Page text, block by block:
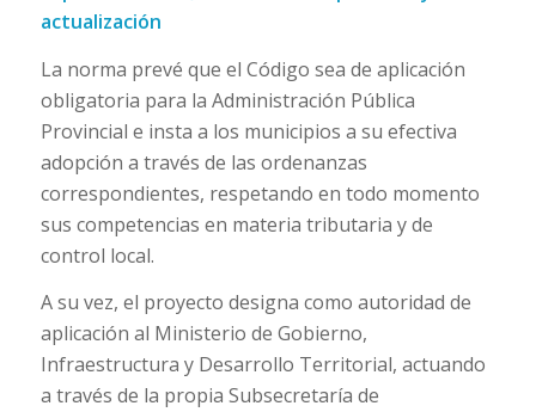
actualización
La norma prevé que el Código sea de aplicación
obligatoria para la Administración Pública
Provincial e insta a los municipios a su efectiva
adopción a través de las ordenanzas
correspondientes, respetando en todo momento
sus competencias en materia tributaria y de
control local.
A su vez, el proyecto designa como autoridad de
aplicación al Ministerio de Gobierno,
Infraestructura y Desarrollo Territorial, actuando
a través de la propia Subsecretaría de